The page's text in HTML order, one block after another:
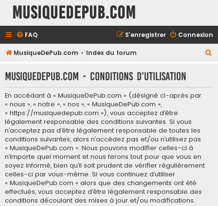
MusiqueDePub.com
FAQ Connexion
S’enregistrer
MusiqueDePub.com Index du forum
h
MusiqueDePub.com - Conditions d’utilisation
En accédant à « MusiqueDePub.com » (désigné ci-après par
« nous », « notre », « nos », « MusiqueDePub.com »,
« https://musiquedepub.com »), vous acceptez d’être
légalement responsable des conditions suivantes. Si vous
n’acceptez pas d’être légalement responsable de toutes les
conditions suivantes, alors n’accédez pas et/ou n’utilisez pas
« MusiqueDePub.com ». Nous pouvons modifier celles-ci à
n’importe quel moment et nous ferons tout pour que vous en
soyez informé, bien qu’il soit prudent de vérifier régulièrement
celles-ci par vous-même. Si vous continuez d’utiliser
« MusiqueDePub.com » alors que des changements ont été
effectués, vous acceptez d’être légalement responsable des
conditions découlant des mises à jour et/ou modifications.